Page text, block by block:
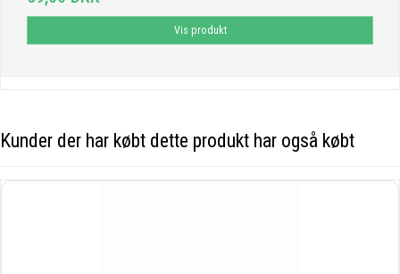
Vis produkt
Kunder der har købt dette produkt har også købt